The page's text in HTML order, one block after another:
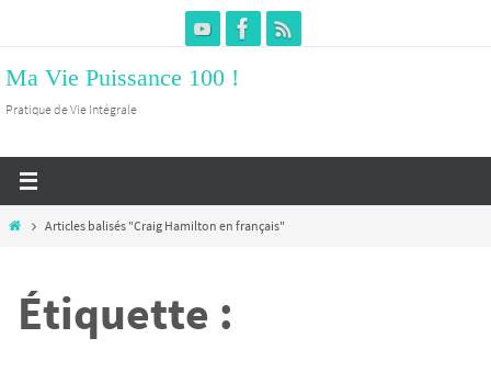
le
contenu
Ma Vie Puissance 100 !
Pratique de Vie Intégrale
HomeArticles balisés "Craig Hamilton en français"
Étiquette :